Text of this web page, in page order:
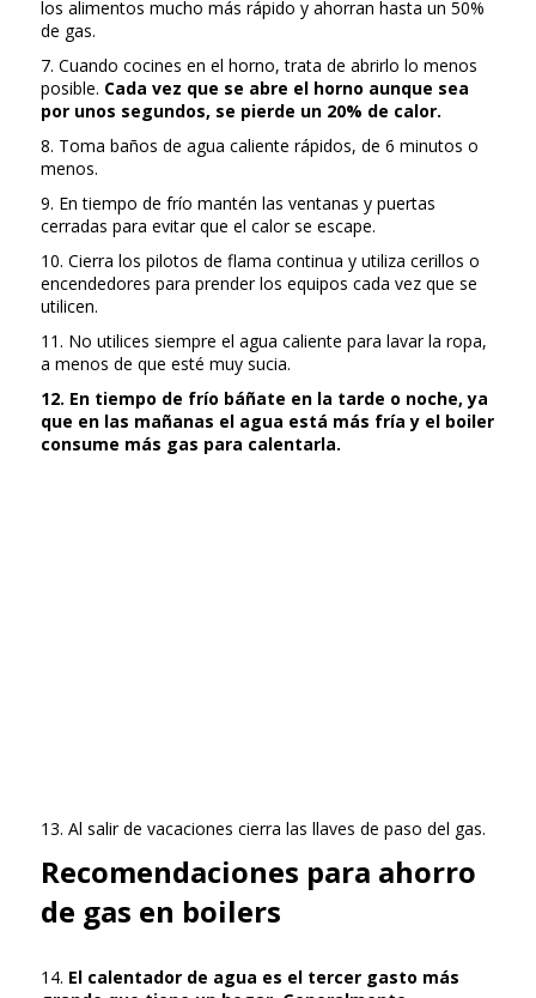
los alimentos mucho más rápido y ahorran hasta un 50%
de gas.
7. Cuando cocines en el horno, trata de abrirlo lo menos
posible. Cada vez que se abre el horno aunque sea
por unos segundos, se pierde un 20% de calor.
8. Toma baños de agua caliente rápidos, de 6 minutos o
menos.
9. En tiempo de frío mantén las ventanas y puertas
cerradas para evitar que el calor se escape.
10. Cierra los pilotos de flama continua y utiliza cerillos o
encendedores para prender los equipos cada vez que se
utilicen.
11. No utilices siempre el agua caliente para lavar la ropa,
a menos de que esté muy sucia.
12. En tiempo de frío báñate en la tarde o noche, ya
que en las mañanas el agua está más fría y el boiler
consume más gas para calentarla.
13. Al salir de vacaciones cierra las llaves de paso del gas.
Recomendaciones para ahorro
de gas en boilers
14. El calentador de agua es el tercer gasto más